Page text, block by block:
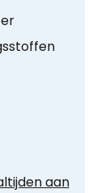
aan